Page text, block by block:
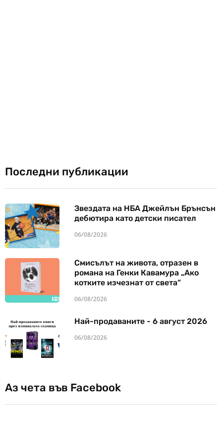
Последни публикации
Звездата на НБА Джейлън Брънсън
дебютира като детски писател
06/08/2026
Смисълът на живота, отразен в
романа на Генки Кавамура „Ако
котките изчезнат от света“
06/08/2026
Най-продаваните - 6 август 2026
06/08/2026
Аз чета във Facebook